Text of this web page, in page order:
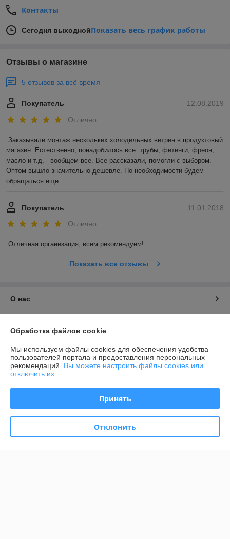
Контакты
Сегодня выходнойПоказать весь график работы
Отзывы о магазине
5 отзывов за всё время
12.08.2019
Покупатель
Отлично
Заказывали монтаж нескольких холодильных витрин в продуктовый
магазин. Естественно, понадобилось все: трубы, фитинги, фреон,
масло и т.д, - вообщем все. Все рассказали, помогли с выбором.
Оптом вышло значительно дешевле. По необходимости будем
обращаться еще.
11.01.2018
Покупатель
Отлично
Отличная организация, всем рекомендуем!
Показать все отзывы
О нас
Доставка и оплата
График работы
Политика обработки cookies
Обработка файлов cookie
Мы используем файлы cookies для обеспечения удобства
пользователей портала и предоставления персональных
рекомендаций. Вы можете настроить файлы cookies или
отключить их.
Принять
Отклонить